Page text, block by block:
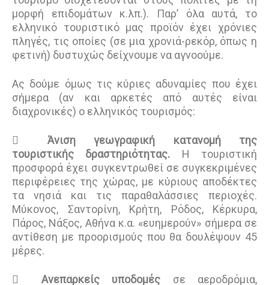
μορφή επιδομάτων κ.λπ.). Παρ’ όλα αυτά, το
ελληνικό τουριστικό μας προϊόν έχει χρόνιες
πληγές, τις οποίες (σε μια χρονιά-ρεκόρ, όπως η
φετινή) δυστυχώς δείχνουμε να αγνοούμε.
Ας δούμε όμως τις κύριες αδυναμίες που έχει
σήμερα (αν και αρκετές από αυτές είναι
διαχρονικές) ο ελληνικός τουρισμός:

Άνιση γεωγραφική κατανομή της
τουριστικής δραστηριότητας. Η τουριστική
προσφορά έχει συγκεντρωθεί σε συγκεκριμένες
περιφέρειες της χώρας, με κύριους αποδέκτες
τα νησιά και τις παραθαλάσσιες περιοχές.
Μύκονος, Σαντορίνη, Κρήτη, Ρόδος, Κέρκυρα,
Πάρος, Νάξος, Αθήνα κ.α. «ευημερούν» σήμερα σε
αντίθεση με προορισμούς που θα δουλέψουν 45
μέρες.
 Ανεπαρκείς υποδομές σε αεροδρόμια,